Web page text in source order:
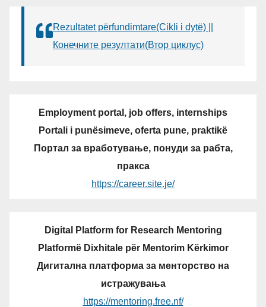
Rezultatet përfundimtare(Cikli i dytë) ||
Конечните резултати(Втор циклус)
Employment portal, job offers, internships
Portali i punësimeve, oferta pune, praktikë
Портал за вработување, понуди за рабта,
пракса
https://career.site.je/
Digital Platform for Research Mentoring
Platformë Dixhitale për Mentorim Kërkimor
Дигитална платформа за менторство на
истражувања
https://mentoring.free.nf/